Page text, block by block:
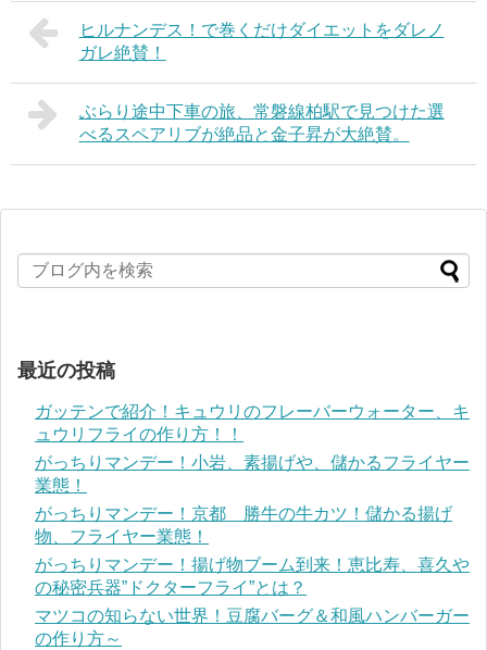
ヒルナンデス！で巻くだけダイエットをダレノ
ガレ絶賛！
ぶらり途中下車の旅、常磐線柏駅で見つけた選
べるスペアリブが絶品と金子昇が大絶賛。
最近の投稿
ガッテンで紹介！キュウリのフレーバーウォーター、キ
ュウリフライの作り方！！
がっちりマンデー！小岩、素揚げや、儲かるフライヤー
業態！
がっちりマンデー！京都 勝牛の牛カツ！儲かる揚げ
物、フライヤー業態！
がっちりマンデー！揚げ物ブーム到来！恵比寿、喜久や
の秘密兵器”ドクターフライ”とは？
マツコの知らない世界！豆腐バーグ＆和風ハンバーガー
の作り方～